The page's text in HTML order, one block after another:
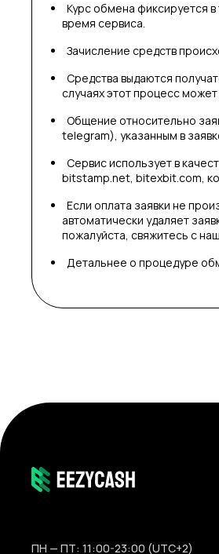
Курс обмена фиксируется
время сервиса.
Зачисление средств
Средства выдаются
случаях этот процесс
Общение относительно
telegram), указанным в
Сервис использует в
bitstamp.net, bitexbit.com,
Если оплата заявки не
автоматически удаляет
пожалуйста, свяжитесь с
Детальнее о процедуре
ПН — ПТ: 11:00-23:00 (UTC+2)